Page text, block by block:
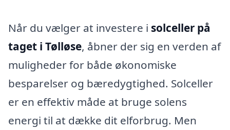
Når du vælger at investere i solceller på
taget i Tølløse, åbner der sig en verden af
muligheder for både økonomiske
besparelser og bæredygtighed. Solceller
er en effektiv måde at bruge solens
energi til at dække dit elforbrug. Men